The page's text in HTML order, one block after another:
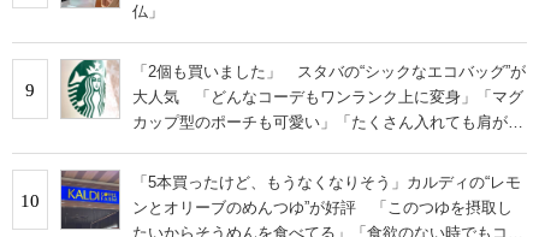
仏」
9
「2個も買いました」 スタバの“シックなエコバッグ”が
大人気 「どんなコーデもワンランク上に変身」「マグ
カップ型のポーチも可愛い」「たくさん入れても肩が痛
10
「5本買ったけど、もうなくなりそう」カルディの“レモ
ンとオリーブのめんつゆ”が好評 「このつゆを摂取し
たいからそうめんを食べてる」「食欲のない時でもコレ